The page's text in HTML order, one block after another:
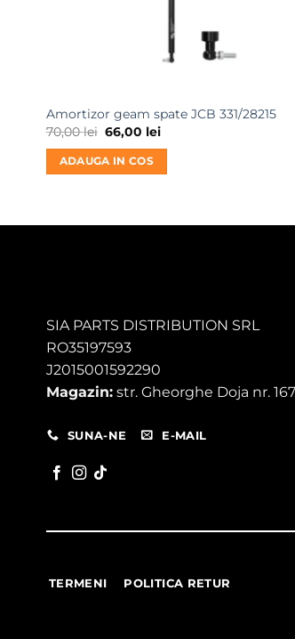
Amortizor geam spate JCB 331/28215
70,00lei Prețul
inițial
a
fost:
66,00 leiPrețul
ADAUGA IN COS
SIA PARTS DISTRIBUTION SRL
RO35197593
J2015001592290
Magazin: str. Gheorghe Doja nr.
SUNA-NE E-MAIL
TERMENI POLITICA RETUR